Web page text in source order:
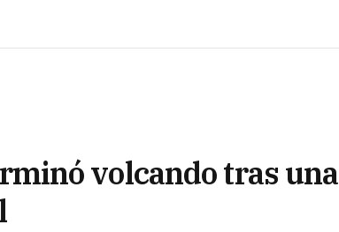
volcando tras una